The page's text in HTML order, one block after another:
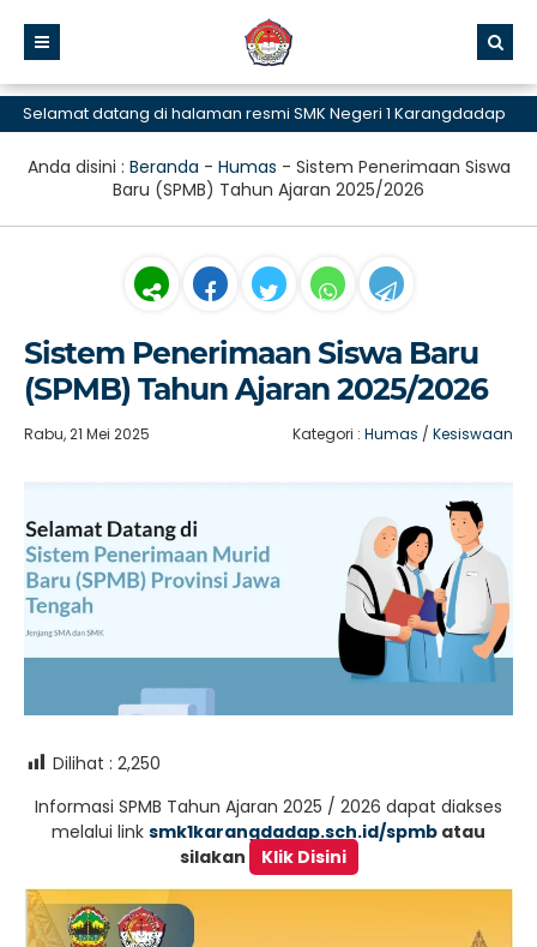
datang di halaman resmi SMK Negeri 1 Karangdadap
Anda disini : Beranda - Humas - Sistem Penerimaan Siswa
Baru (SPMB) Tahun Ajaran 2025/2026
Sistem Penerimaan Siswa Baru
(SPMB) Tahun Ajaran 2025/2026
Rabu, 21 Mei 2025 Kategori : Humas / Kesiswaan
Dilihat : 2,250
Informasi SPMB Tahun Ajaran 2025 / 2026 dapat diakses
melalui link smk1karangdadap.sch.id/spmb atau
silakan
Klik Disini